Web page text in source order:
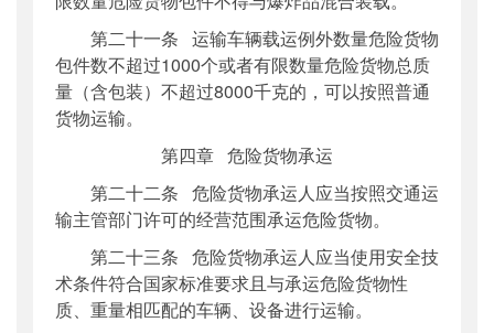
第二十一条 运输车辆载运例外数量危险货物
包件数不超过1000个或者有限数量危险货物总质
量（含包装）不超过8000千克的，可以按照普通
货物运输。
第四章 危险货物承运
第二十二条 危险货物承运人应当按照交通运
输主管部门许可的经营范围承运危险货物。
第二十三条 危险货物承运人应当使用安全技
术条件符合国家标准要求且与承运危险货物性
质、重量相匹配的车辆、设备进行运输。